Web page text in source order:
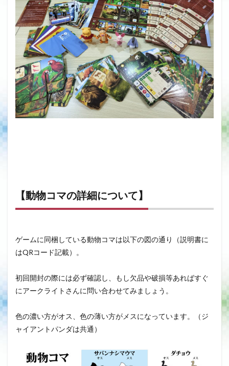
【動物コマの詳細について】
ゲームに同梱している動物コマは以下の図の通り（説明書に
はQRコード記載）。
初回開封の際には必ず確認し、もし欠品や破損等あればすぐ
にアークライトさんに問い合わせてみましょう。
色の濃い方がオス、色の薄い方がメスになっています。（ジ
ャイアントパンダは共通）